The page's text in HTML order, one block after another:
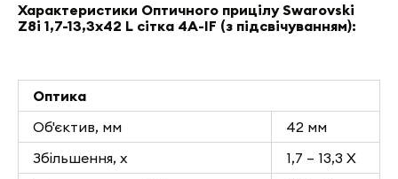
Характеристики Оптичного прицілу Swarovski
Z8i 1,7-13,3x42 L сітка 4A-IF (з підсвічуванням):
Оптика
Об'єктив, мм
42 мм
Збільшення, х
1,7 – 13,3 X